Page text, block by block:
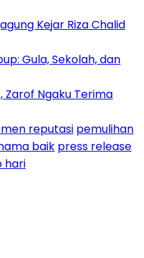
Kejar Riza Chalid
Gula, Sekolah, dan
Zarof Ngaku Terima
reputasi pemulihan
baik press release
hari